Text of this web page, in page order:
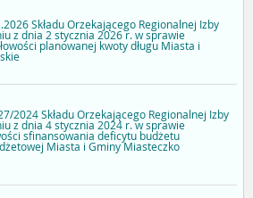
Składu Orzekającego Regionalnej Izby
z dnia 2 stycznia 2026 r. w sprawie
planowanej kwoty długu Miasta i
2024 Składu Orzekającego Regionalnej Izby
z dnia 4 stycznia 2024 r. w sprawie
sfinansowania deficytu budżetu
Miasta i Gminy Miasteczko